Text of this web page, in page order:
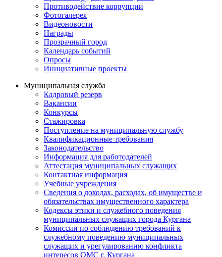
Противодействие коррупции
Фотогалерея
Видеоновости
Награды
Прозрачный город
Календарь событий
Опросы
Инициативные проекты
Муниципальная служба
Кадровый резерв
Вакансии
Конкурсы
Стажировка
Поступление на муниципальную службу
Квалификационные требования
Законодательство
Информация для работодателей
Аттестация муниципальных служащих
Контактная информация
Учебные учреждения
Сведения о доходах, расходах, об имуществе и
обязательствах имущественного характера
Кодексы этики и служебного поведения
муниципальных служащих города Кургана
Комиссии по соблюдению требований к
служебному поведению муниципальных
служащих и урегулированию конфликта
интересов ОМС г. Кургана